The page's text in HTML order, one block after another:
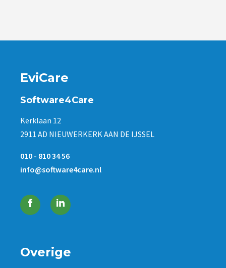
EviCare
Software4Care
Kerklaan 12
2911 AD NIEUWERKERK AAN DE IJSSEL
010 - 810 34 56
info@software4care.nl
Overige